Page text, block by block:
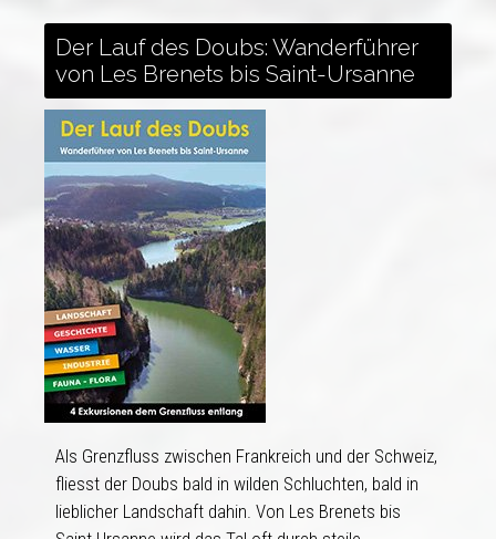
Der Lauf des Doubs: Wanderführer
von Les Brenets bis Saint-Ursanne
Als Grenzfluss zwischen Frankreich und der Schweiz,
fliesst der Doubs bald in wilden Schluchten, bald in
lieblicher Landschaft dahin. Von Les Brenets bis